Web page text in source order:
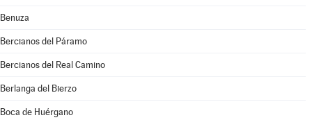
Benuza
Bercianos del Páramo
Bercianos del Real Camino
Berlanga del Bierzo
Boca de Huérgano